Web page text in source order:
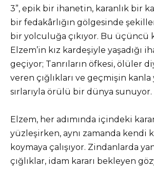
3”, epik bir ihanetin, karanlık bir
bir fedakârlığın gölgesinde
bir yolculuğa çıkıyor. Bu üçüncü
Elzem’in kız kardeşiyle yaşadığı
geçiyor; Tanrıların öfkesi, ölüler
veren çığlıkları ve geçmişin kanla
sırlarıyla örülü bir dünya sunuyor.
Elzem, her adımında içindeki
yüzleşirken, aynı zamanda kendi
koymaya çalışıyor. Zindanlarda
çığlıklar, idam kararı bekleyen